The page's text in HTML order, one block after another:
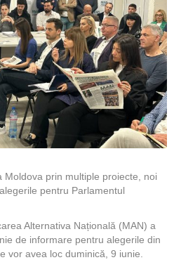
Moldova prin multiple proiecte, noi
pentru Parlamentul
Alternativa Națională (MAN) a
de informare pentru alegerile din
vor avea loc duminică, 9 iunie.